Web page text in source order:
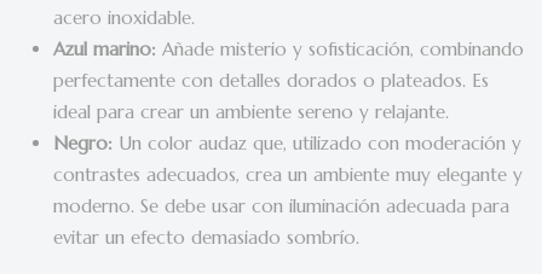
acero inoxidable.
Azul marino: Añade misterio y sofisticación, combinando
perfectamente con detalles dorados o plateados. Es
ideal para crear un ambiente sereno y relajante.
Negro: Un color audaz que, utilizado con moderación y
contrastes adecuados, crea un ambiente muy elegante y
moderno. Se debe usar con iluminación adecuada para
evitar un efecto demasiado sombrío.